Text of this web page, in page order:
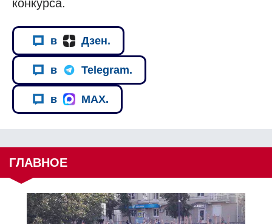
конкурса.
в Дзен.
в Telegram.
в MAX.
ГЛАВНОЕ